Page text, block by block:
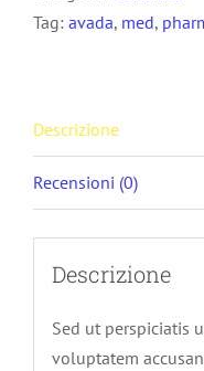
Tag: avada, med,
Descrizione
Recensioni (0)
Descrizione
Sed ut perspiciatis
voluptatem